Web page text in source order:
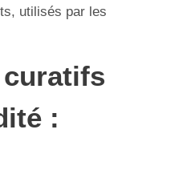
utilisés par les
: